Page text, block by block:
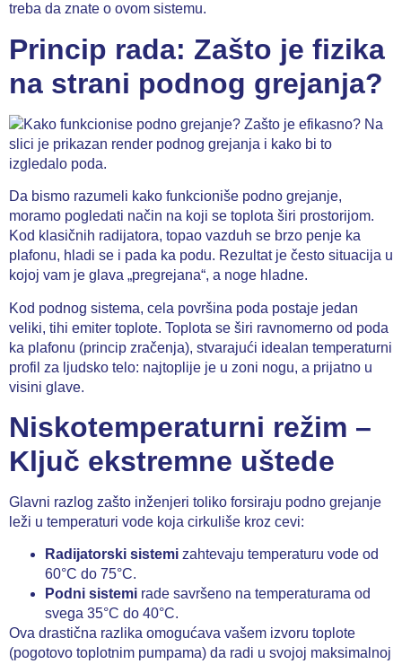
treba da znate o ovom sistemu.
Princip rada: Zašto je fizika
na strani podnog grejanja?
Da bismo razumeli kako funkcioniše podno grejanje,
moramo pogledati način na koji se toplota širi prostorijom.
Kod klasičnih radijatora, topao vazduh se brzo penje ka
plafonu, hladi se i pada ka podu. Rezultat je često situacija u
kojoj vam je glava „pregrejana“, a noge hladne.
Kod podnog sistema, cela površina poda postaje jedan
veliki, tihi emiter toplote. Toplota se širi ravnomerno od poda
ka plafonu (princip zračenja), stvarajući idealan temperaturni
profil za ljudsko telo: najtoplije je u zoni nogu, a prijatno u
visini glave.
Niskotemperaturni režim –
Ključ ekstremne uštede
Glavni razlog zašto inženjeri toliko forsiraju podno grejanje
leži u temperaturi vode koja cirkuliše kroz cevi:
Radijatorski sistemi zahtevaju temperaturu vode od
60°C do 75°C.
Podni sistemi rade savršeno na temperaturama od
svega 35°C do 40°C.
Ova drastična razlika omogućava vašem izvoru toplote
(pogotovo toplotnim pumpama) da radi u svojoj maksimalnoj